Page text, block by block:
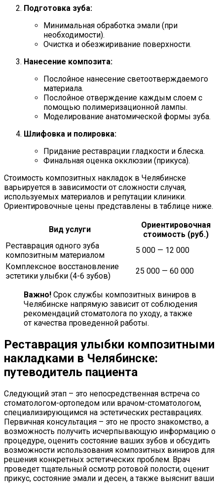
Подготовка зуба:
Минимальная обработка эмали (при
необходимости).
Очистка и обезжиривание поверхности.
Нанесение композита:
Послойное нанесение светоотверждаемого
материала.
Послойное отверждение каждым слоем с
помощью полимеризационной лампы.
Моделирование анатомической формы зуба.
Шлифовка и полировка:
Придание реставрации гладкости и блеска.
Финальная оценка окклюзии (прикуса).
Стоимость композитных накладок в Челябинске
варьируется в зависимости от сложности случая,
используемых материалов и репутации клиники.
Ориентировочные цены представлены в таблице ниже.
Вид услуги
Ориентировочная
стоимость (руб.)
Реставрация одного зуба
композитным материалом
5 000 — 12 000
Комплексное восстановление
эстетики улыбки (4-6 зубов)
25 000 — 60 000
Важно! Срок службы композитных виниров в
Челябинске напрямую зависит от соблюдения
рекомендаций стоматолога по уходу, а также
от качества проведенной работы.
Реставрация улыбки композитными
накладками в Челябинске:
путеводитель пациента
Следующий этап – это непосредственная встреча со
стоматологом-ортопедом или врачом-стоматологом,
специализирующимся на эстетических реставрациях.
Первичная консультация – это не просто знакомство, а
возможность получить исчерпывающую информацию о
процедуре, оценить состояние ваших зубов и обсудить
возможности использования композитных виниров для
решения конкретных эстетических проблем. Врач
проведет тщательный осмотр ротовой полости, оценит
прикус, состояние эмали и десен, а также выяснит ваши